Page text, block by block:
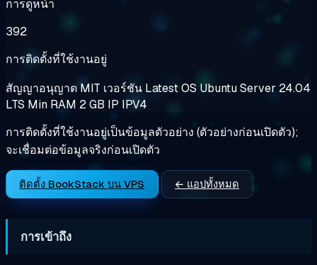
การดูหน้า
392
การติดตั้งที่ใช้งานอยู่
สัญญาอนุญาต MIT เวอร์ชัน LatestOS Ubuntu Server 24.04
LTS Min RAM 2 GB IP IPV4
การติดตั้งที่ใช้งานอยู่เป็นข้อมูลตัวอย่าง (ตัวอย่างก่อนเปิดตัว);
จะเชื่อมต่อข้อมูลจริงก่อนเปิดตัว
ติดตั้ง BookStack บน VPS ← แอปทั้งหมด
การเข้าถึง